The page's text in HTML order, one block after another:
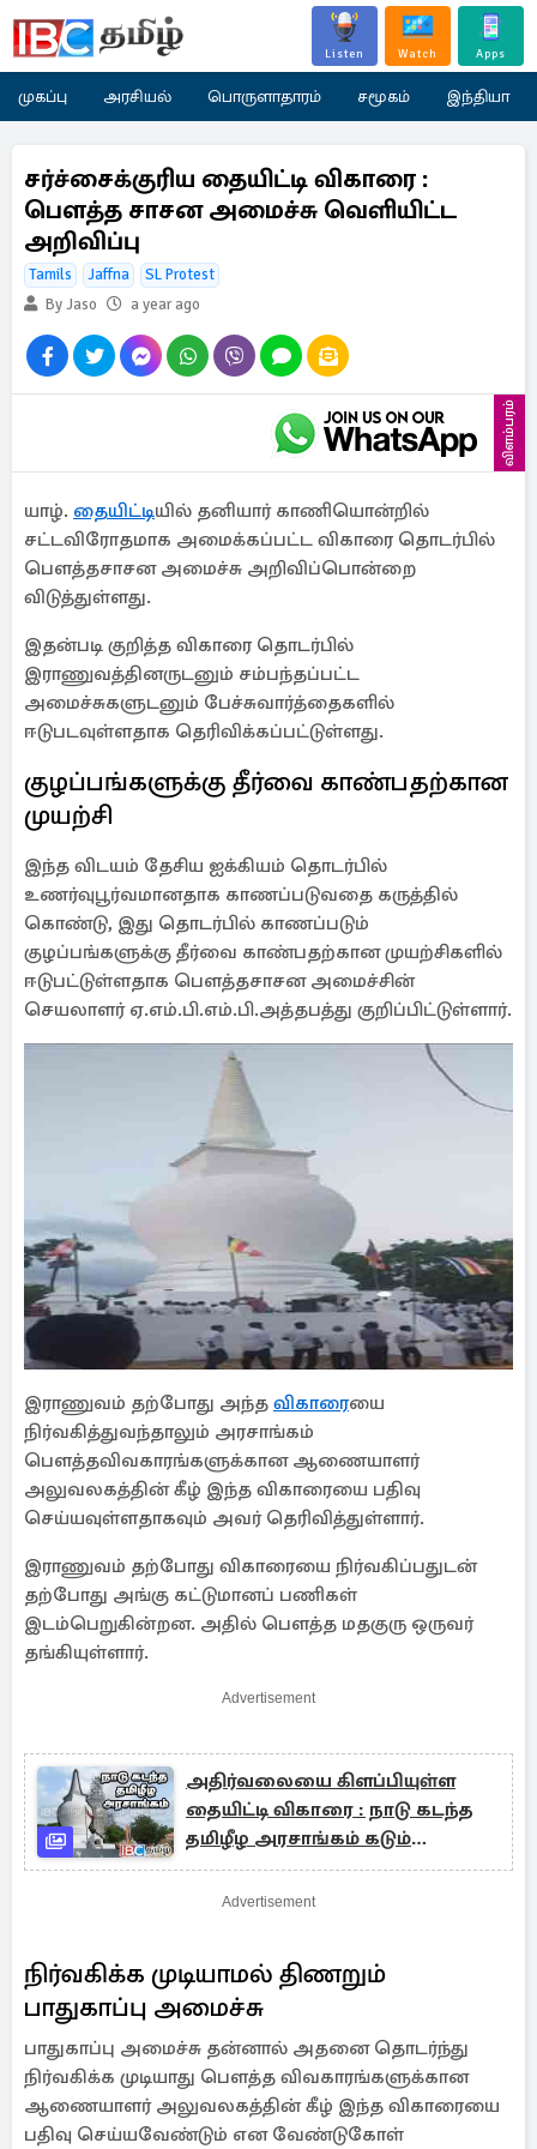
Listen Watch Apps
முகப்பு அரசியல் பொருளாதாரம் சமூகம் இந்தியா
சர்ச்சைக்குரிய தையிட்டி விகாரை :
பௌத்த சாசன அமைச்சு வெளியிட்ட
அறிவிப்பு
Tamils Jaffna
SL Protest
By Jaso
a year ago
விளம்பரம்
யாழ். தையிட்டியில் தனியார் காணியொன்றில்
சட்டவிரோதமாக அமைக்கப்பட்ட விகாரை தொடர்பில்
பௌத்தசாசன அமைச்சு அறிவிப்பொன்றை
விடுத்துள்ளது.
இதன்படி குறித்த விகாரை தொடர்பில்
இராணுவத்தினருடனும் சம்பந்தப்பட்ட
அமைச்சுகளுடனும் பேச்சுவார்த்தைகளில்
ஈடுபடவுள்ளதாக தெரிவிக்கப்பட்டுள்ளது.
குழப்பங்களுக்கு தீர்வை காண்பதற்கான
முயற்சி
இந்த விடயம் தேசிய ஐக்கியம் தொடர்பில்
உணர்வுபூர்வமானதாக காணப்படுவதை கருத்தில்
கொண்டு, இது தொடர்பில் காணப்படும்
குழப்பங்களுக்கு தீர்வை காண்பதற்கான முயற்சிகளில்
ஈடுபட்டுள்ளதாக பௌத்தசாசன அமைச்சின்
செயலாளர் ஏ.எம்.பி.எம்.பி.அத்தபத்து குறிப்பிட்டுள்ளார்.
இராணுவம் தற்போது அந்த விகாரையை
நிர்வகித்துவந்தாலும் அரசாங்கம்
பௌத்தவிவகாரங்களுக்கான ஆணையாளர்
அலுவலகத்தின் கீழ் இந்த விகாரையை பதிவு
செய்யவுள்ளதாகவும் அவர் தெரிவித்துள்ளார்.
இராணுவம் தற்போது விகாரையை நிர்வகிப்பதுடன்
தற்போது அங்கு கட்டுமானப் பணிகள்
இடம்பெறுகின்றன. அதில் பௌத்த மதகுரு ஒருவர்
தங்கியுள்ளார்.
Advertisement
அதிர்வலையை கிளப்பியுள்ள
தையிட்டி விகாரை : நாடு கடந்த
தமிழீழ அரசாங்கம் கடும்
கண்டனம்
Advertisement
நிர்வகிக்க முடியாமல் திணறும்
பாதுகாப்பு அமைச்சு
பாதுகாப்பு அமைச்சு தன்னால் அதனை தொடர்ந்து
நிர்வகிக்க முடியாது பௌத்த விவகாரங்களுக்கான
ஆணையாளர் அலுவலகத்தின் கீழ் இந்த விகாரையை
பதிவு செய்யவேண்டும் என வேண்டுகோள்